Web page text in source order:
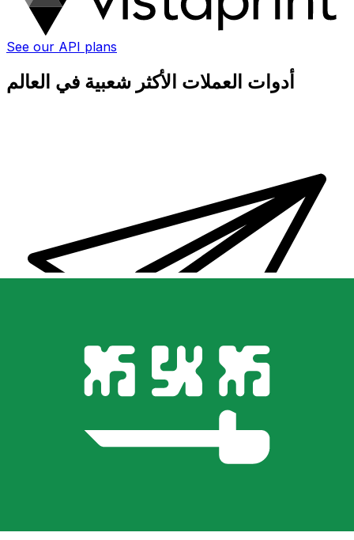
See our API plans
أدوات العملات الأكثر شعبية في العالم